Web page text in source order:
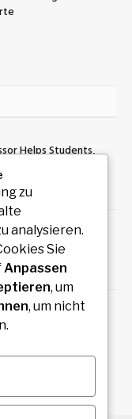
Helps Students,
Optimize Images
und Fahrer durch
mit hochwertigen
Technologie,
zu
analysieren.
Sie
Anpassen
, um
, um nicht